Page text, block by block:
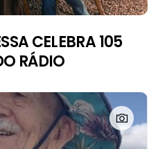
CELEBRA 105
RÁDIO